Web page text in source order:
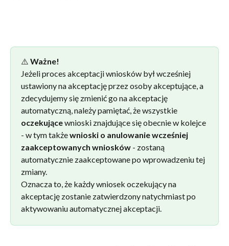
⚠️ Ważne!
Jeżeli proces akceptacji wniosków był wcześniej
ustawiony na akceptację przez osoby akceptujące, a
zdecydujemy się zmienić go na akceptację
automatyczną, należy pamiętać, że wszystkie
oczekujące wnioski znajdujące się obecnie w kolejce
- w tym także wnioski o anulowanie wcześniej
zaakceptowanych wniosków - zostaną
automatycznie zaakceptowane po wprowadzeniu tej
zmiany.
Oznacza to, że każdy wniosek oczekujący na
akceptację zostanie zatwierdzony natychmiast po
aktywowaniu automatycznej akceptacji.